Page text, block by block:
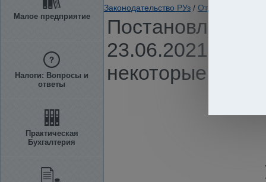
Малое предприятие
Налоги: Вопросы и
ответы
Практическая
Бухгалтерия
Законодательство РУз / Отдельные
Постановление
23.06.2021 г. N
некоторые